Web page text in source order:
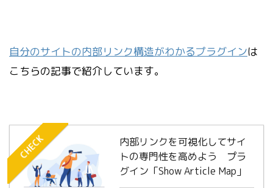
自分のサイトの内部リンク構造がわかるプラグインは
こちらの記事で紹介しています。
CHECK
内部リンクを可視化してサイ
トの専門性を高めよう プラ
グイン「Show Article Map」